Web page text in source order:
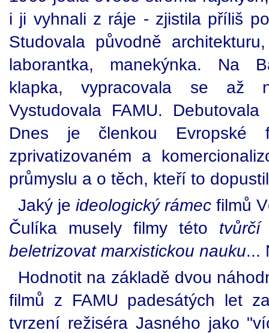
i ji vyhnali z ráje - zjistila příliš
Studovala původně
laborantka, manekýnka. Na
klapka, vypracovala se až
Vystudovala FAMU.
Dnes je členkou Evropské
zprivatizovaném a
průmyslu a o těch, kteří to
Jaký je ideologický rámec filmů
Čulíka musely filmy této tvůrčí
beletrizovat marxistickou nauku...
Hodnotit na základě dvou
filmů z FAMU padesátých let
tvrzení režiséra Jasného jako